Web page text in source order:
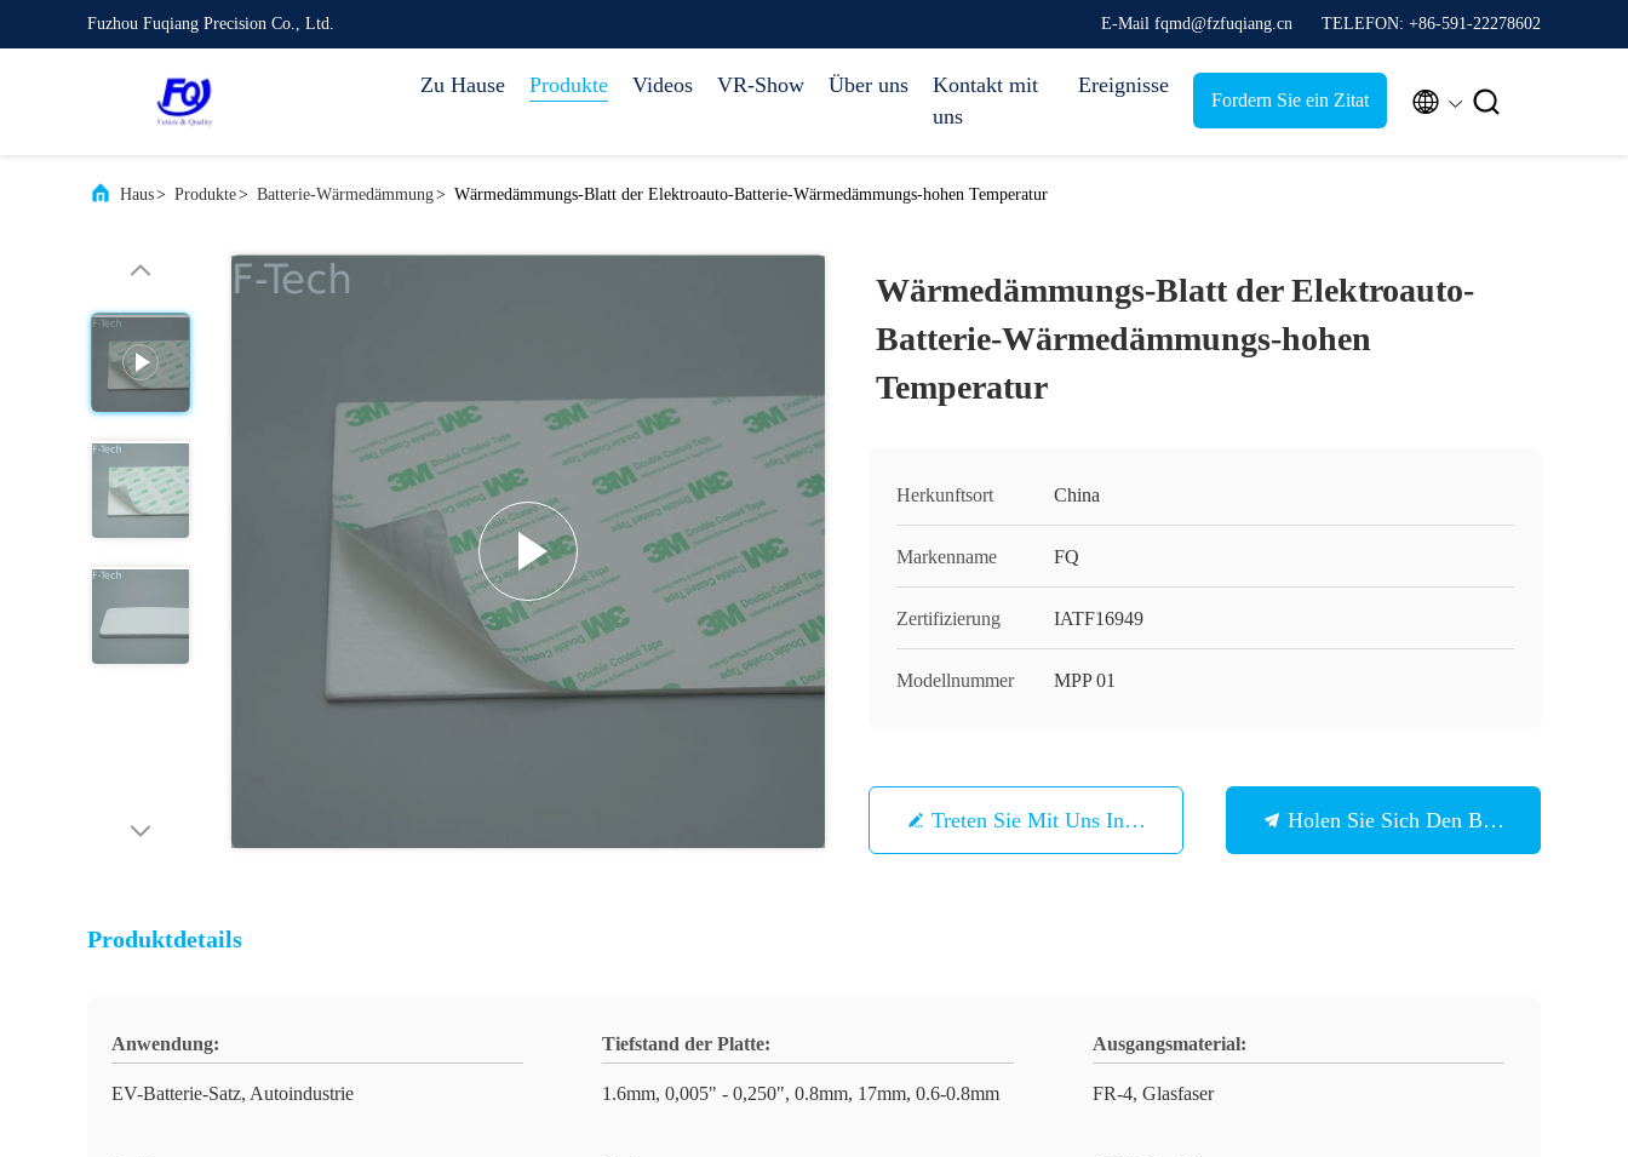
Fuzhou Fuqiang Precision Co., Ltd. E-Mail fqmd@fzfuqiang.cn TELEFON: +86-591-22278602
Zu Hause Produkte Videos VR-Show Über uns
Kontakt mit
uns
Ereignisse
Fordern Sie ein Zitat  
Haus> Produkte> Batterie-Wärmedämmung> Wärmedämmungs-Blatt der Elektroauto-Batterie-Wärmedämmungs-hohen Temperatur
Wärmedämmungs-Blatt der Elektroauto-
Batterie-Wärmedämmungs-hohen
Temperatur
Herkunftsort China
Markenname FQ
Zertifizierung IATF16949
Modellnummer MPP 01
Treten Sie Mit Uns In Verbindung Holen Sie Sich Den Besten Preis
Produktdetails
Anwendung:
EV-Batterie-Satz, Autoindustrie
Tiefstand der Platte:
1.6mm, 0,005" - 0,250", 0.8mm, 17mm, 0.6-0.8mm
Ausgangsmaterial:
FR-4, Glasfaser